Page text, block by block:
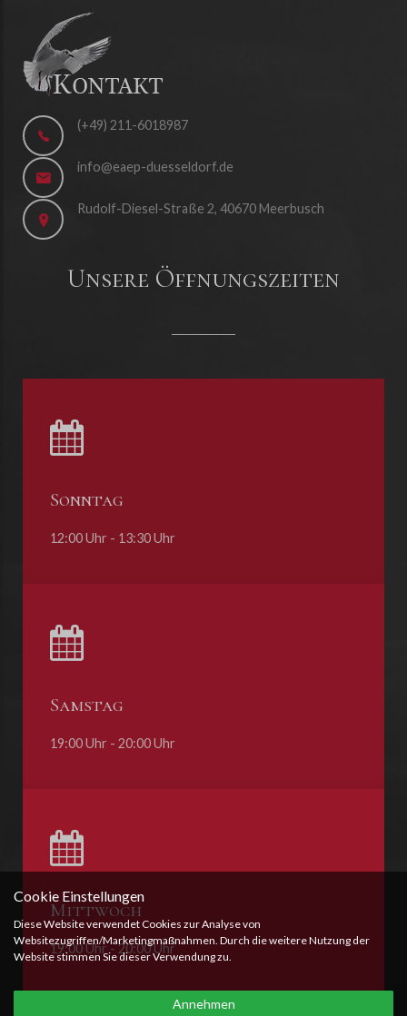
Cookie Einstellungen
Diese Website verwendet Cookies zur Analyse von
Websitezugriffen/Marketingmaßnahmen. Durch die weitere Nutzung der
Website stimmen Sie dieser Verwendung zu.
Annehmen
(+49) 211-6018987
info@eaep-duesseldorf.de
Rudolf-Diesel-Straße 2, 40670 Meerbusch
Unsere Öffnungszeiten
Sonntag
12:00 Uhr - 13:30 Uhr
Samstag
19:00 Uhr - 20:00 Uhr
Mittwoch
19:00 Uhr - 20:00 Uhr